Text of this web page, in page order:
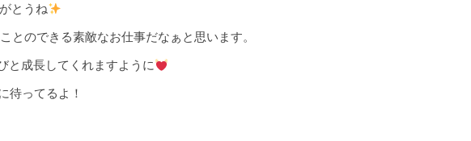
とうね
のできる素敵なお仕事だなぁと思います。
と成長してくれますように
待ってるよ！